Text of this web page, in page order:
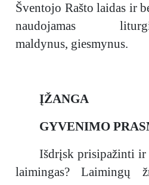
Šventojo Rašto laidas ir
naudojamas
maldynus, giesmynus.
ĮŽANGA
GYVENIMO
Išdrįsk prisipažinti ir
laimingas? Laimingų